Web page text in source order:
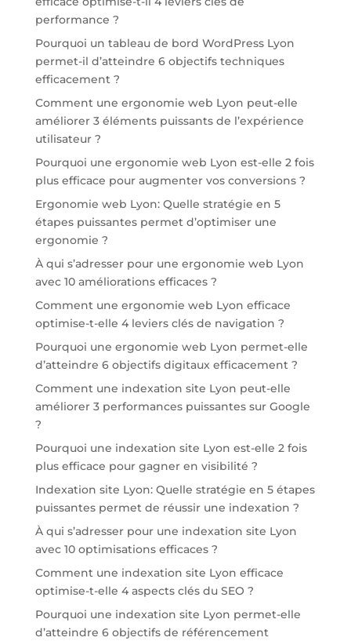
performance ?
Pourquoi un tableau de bord WordPress Lyon
permet-il d’atteindre 6 objectifs techniques
efficacement ?
Comment une ergonomie web Lyon peut-elle
améliorer 3 éléments puissants de l’expérience
utilisateur ?
Pourquoi une ergonomie web Lyon est-elle 2 fois
plus efficace pour augmenter vos conversions ?
Ergonomie web Lyon: Quelle stratégie en 5
étapes puissantes permet d’optimiser une
ergonomie ?
À qui s’adresser pour une ergonomie web Lyon
avec 10 améliorations efficaces ?
Comment une ergonomie web Lyon efficace
optimise-t-elle 4 leviers clés de navigation ?
Pourquoi une ergonomie web Lyon permet-elle
d’atteindre 6 objectifs digitaux efficacement ?
Comment une indexation site Lyon peut-elle
améliorer 3 performances puissantes sur Google
?
Pourquoi une indexation site Lyon est-elle 2 fois
plus efficace pour gagner en visibilité ?
Indexation site Lyon: Quelle stratégie en 5 étapes
puissantes permet de réussir une indexation ?
À qui s’adresser pour une indexation site Lyon
avec 10 optimisations efficaces ?
Comment une indexation site Lyon efficace
optimise-t-elle 4 aspects clés du SEO ?
Pourquoi une indexation site Lyon permet-elle
d’atteindre 6 objectifs de référencement